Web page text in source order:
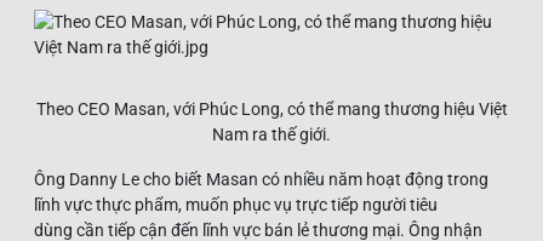
Theo CEO Masan, với Phúc Long, có thể mang thương hiệu Việt
Nam ra thế giới.
Ông Danny Le cho biết Masan có nhiều năm hoạt động trong
lĩnh vực thực phẩm, muốn phục vụ trực tiếp người tiêu
dùng cần tiếp cận đến lĩnh vực bán lẻ thương mại. Ông nhận